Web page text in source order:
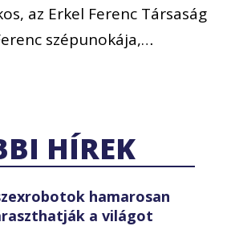
az Erkel Ferenc Társaság
szépunokája,…
HÍREK
hamarosan
a világot